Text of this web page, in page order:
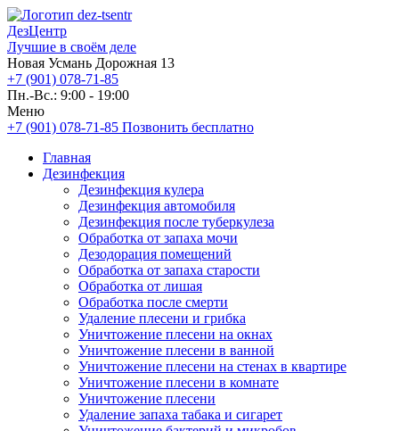
ДезЦентр
Лучшие в своём деле
Новая Усмань Дорожная 13
+7 (901) 078-71-85
Пн.-Вс.: 9:00 - 19:00
Меню
+7 (901) 078-71-85 Позвонить бесплатно
Главная
Дезинфекция
Дезинфекция кулера
Дезинфекция автомобиля
Дезинфекция после туберкулеза
Обработка от запаха мочи
Дезодорация помещений
Обработка от запаха старости
Обработка от лишая
Обработка после смерти
Удаление плесени и грибка
Уничтожение плесени на окнах
Уничтожение плесени в ванной
Уничтожение плесени на стенах в квартире
Уничтожение плесени в комнате
Уничтожение плесени
Удаление запаха табака и сигарет